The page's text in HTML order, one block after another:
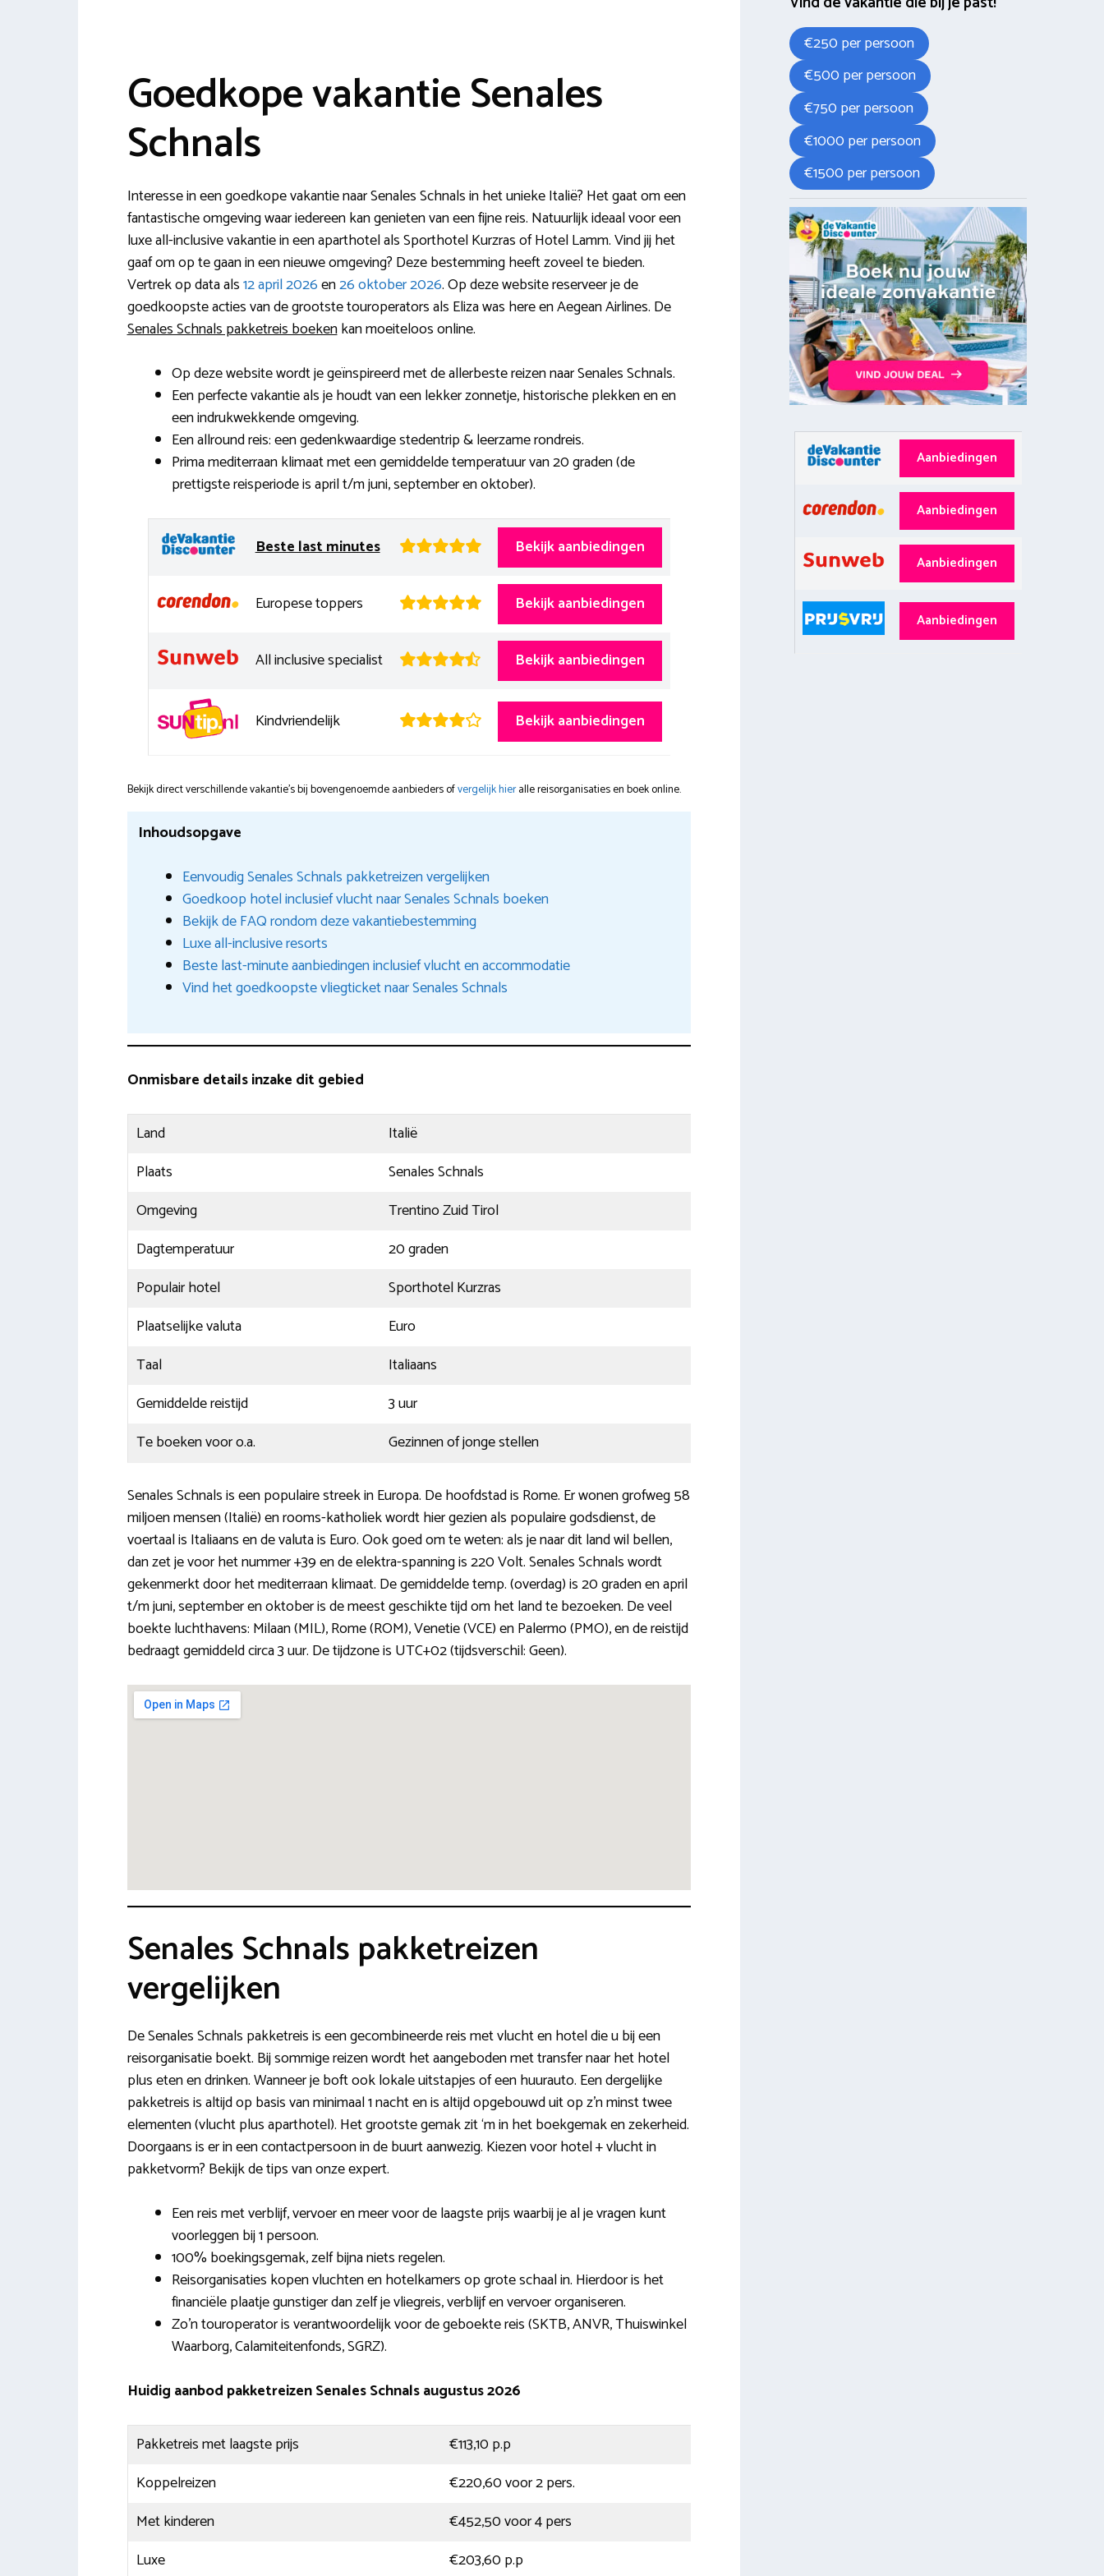
Goedkope vakantie Senales
Schnals
Interesse in een goedkope vakantie naar Senales Schnals in het unieke Italië? Het gaat om een
fantastische omgeving waar iedereen kan genieten van een fijne reis. Natuurlijk ideaal voor een
luxe all-inclusive vakantie in een aparthotel als Sporthotel Kurzras of Hotel Lamm. Vind jij het
gaaf om op te gaan in een nieuwe omgeving? Deze bestemming heeft zoveel te bieden.
Vertrek op data als12 april 2026en26 oktober 2026. Op deze website reserveer je de
goedkoopste acties van de grootste touroperators als Eliza was here en Aegean Airlines. De
Senales Schnals pakketreis boekenkan moeiteloos online.
Op deze website wordt je geïnspireerd met de allerbeste reizen naar Senales Schnals.
Een perfecte vakantie als je houdt van een lekker zonnetje, historische plekken en en
een indrukwekkende omgeving.
Een allround reis: een gedenkwaardige stedentrip & leerzame rondreis.
Prima mediterraan klimaat met een gemiddelde temperatuur van 20 graden (de
prettigste reisperiode is april t/m juni, september en oktober).
Beste last minutes Bekijk aanbiedingen
Europese toppers Bekijk aanbiedingen
All inclusive specialist Bekijk aanbiedingen
Kindvriendelijk Bekijk aanbiedingen
Bekijk direct verschillende vakantie's bij bovengenoemde aanbieders ofvergelijk hieralle reisorganisaties en boek online.
Inhoudsopgave
Eenvoudig Senales Schnals pakketreizen vergelijken
Goedkoop hotel inclusief vlucht naar Senales Schnals boeken
Bekijk de FAQ rondom deze vakantiebestemming
Luxe all-inclusive resorts
Beste last-minute aanbiedingen inclusief vlucht en accommodatie
Vind het goedkoopste vliegticket naar Senales Schnals
Onmisbare details inzake dit gebied
Land
Italië
Plaats
Senales Schnals
Omgeving
Trentino Zuid Tirol
Dagtemperatuur
20 graden
Populair hotel
Sporthotel Kurzras
Plaatselijke valuta
Euro
Taal
Italiaans
Gemiddelde reistijd
3 uur
Te boeken voor o.a.
Gezinnen of jonge stellen
Senales Schnals is een populaire streek in Europa. De hoofdstad is Rome. Er wonen grofweg 58
miljoen mensen (Italië) en rooms-katholiek wordt hier gezien als populaire godsdienst, de
voertaal is Italiaans en de valuta is Euro. Ook goed om te weten: als je naar dit land wil bellen,
dan zet je voor het nummer +39 en de elektra-spanning is 220 Volt. Senales Schnals wordt
gekenmerkt door het mediterraan klimaat. De gemiddelde temp. (overdag) is 20 graden en april
t/m juni, september en oktober is de meest geschikte tijd om het land te bezoeken. De veel
boekte luchthavens: Milaan (MIL), Rome (ROM), Venetie (VCE) en Palermo (PMO), en de reistijd
bedraagt gemiddeld circa 3 uur. De tijdzone is UTC+02 (tijdsverschil: Geen).
Senales Schnals pakketreizen
vergelijken
De Senales Schnals pakketreis is een gecombineerde reis met vlucht en hotel die u bij een
reisorganisatie boekt. Bij sommige reizen wordt het aangeboden met transfer naar het hotel
plus eten en drinken. Wanneer je boft ook lokale uitstapjes of een huurauto. Een dergelijke
pakketreis is altijd op basis van minimaal 1 nacht en is altijd opgebouwd uit op z’n minst twee
elementen (vlucht plus aparthotel). Het grootste gemak zit ‘m in het boekgemak en zekerheid.
Doorgaans is er in een contactpersoon in de buurt aanwezig. Kiezen voor hotel + vlucht in
pakketvorm? Bekijk de tips van onze expert.
Een reis met verblijf, vervoer en meer voor de laagste prijs waarbij je al je vragen kunt
voorleggen bij 1 persoon.
100% boekingsgemak, zelf bijna niets regelen.
Reisorganisaties kopen vluchten en hotelkamers op grote schaal in. Hierdoor is het
financiële plaatje gunstiger dan zelf je vliegreis, verblijf en vervoer organiseren.
Zo’n touroperator is verantwoordelijk voor de geboekte reis (SKTB, ANVR, Thuiswinkel
Waarborg, Calamiteitenfonds, SGRZ).
Huidig aanbod pakketreizen Senales Schnals augustus 2026
Pakketreis met laagste prijs
€113,10 p.p
Koppelreizen
€220,60 voor 2 pers.
Met kinderen
€452,50 voor 4 pers
Luxe
€203,60 p.p
€250 per persoon
€500 per persoon
€750 per persoon
€1000 per persoon
€1500 per persoon
Aanbiedingen
Aanbiedingen
Aanbiedingen
Aanbiedingen